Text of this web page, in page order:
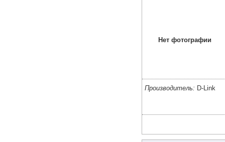
Нет фотографии
Производитель: D-Link